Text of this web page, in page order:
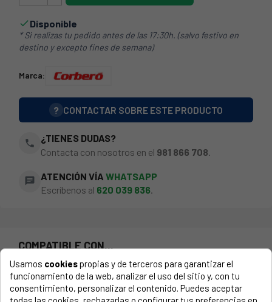
Disponible
* Si realizas tu pedido antes de las 17:30h. (salvo festivo en
destino y excepto fines de semana)
Marca:
? CONTACTAR SOBRE ESTE PRODUCTO
phone
¿TIENES DUDAS?
Contacta con nosotros en el 981 866 708
chat ATENCIÓN VÍA WHATSAPP
Escríbenos al 620 039 836.
COMPATIBLE CON...
El número de modelo lo encontrarás en la etiqueta de tu
electrodoméstico. Suele estar formado por números y
letras.
Usamos cookiespropias y de terceros para garantizar el
funcionamiento de la web, analizar el uso del sitio y, con tu
consentimiento, personalizar el contenido. Puedes aceptar